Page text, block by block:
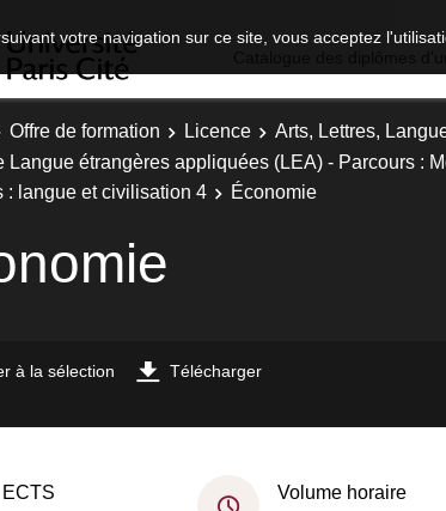
votre navigation sur ce site, vous acceptez
Offre de formation Licence Arts, Lettres,
Langue étrangères appliquées (LEA) - Parcours :
: langue et civilisation 4
Économie
à la sélection Télécharger
ECTS Volume horaire